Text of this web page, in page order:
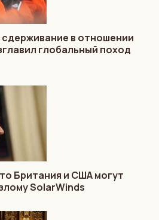
в отношении
глобальный поход
Британия и США могут
SolarWinds